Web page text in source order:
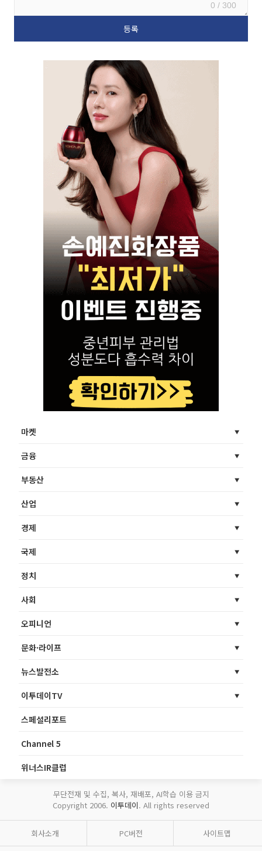
0 / 300
마켓
금융
부동산
산업
경제
국제
정치
사회
오피니언
문화·라이프
뉴스발전소
이투데이TV
스페셜리포트
Channel 5
위너스IR클럽
무단전재 및 수집, 복사, 재배포, AI학습 이용 금지
Copyright 2006. 이투데이. All rights reserved
회사소개 PC버전 사이트맵